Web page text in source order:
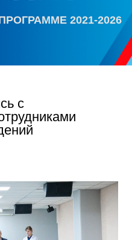
2021-2026
с